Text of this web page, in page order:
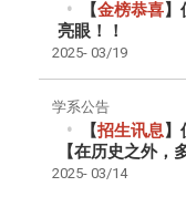
【金榜恭喜】
亮眼！！
2025- 03/19
学系公告
【招生讯息】
【在历史之外，
2025- 03/14